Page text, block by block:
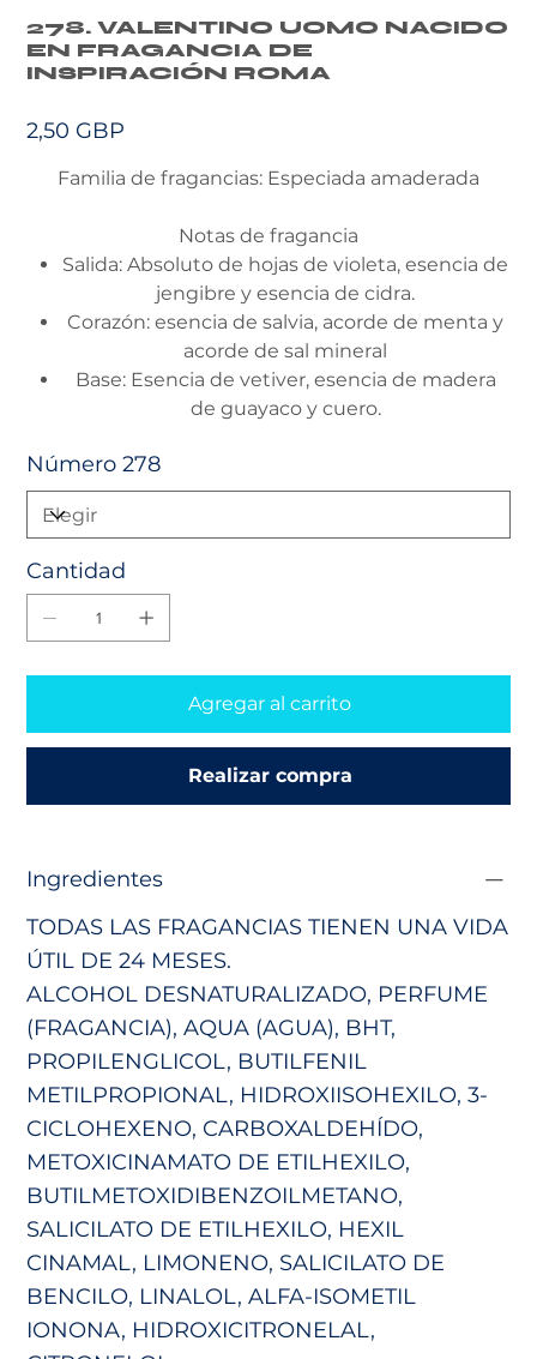
278. VALENTINO UOMO NACIDO
EN FRAGANCIA DE
INSPIRACIÓN ROMA
2,50 GBP
Familia de fragancias: Especiada amaderada
Notas de fragancia
Salida: Absoluto de hojas de violeta, esencia de
jengibre y esencia de cidra.
Corazón: esencia de salvia, acorde de menta y
acorde de sal mineral
Base: Esencia de vetiver, esencia de madera
de guayaco y cuero.
Número 278
Cantidad
Agregar al carrito
Realizar compra
Ingredientes
TODAS LAS FRAGANCIAS TIENEN UNA VIDA
ÚTIL DE 24 MESES.
ALCOHOL DESNATURALIZADO, PERFUME
(FRAGANCIA), AQUA (AGUA), BHT,
PROPILENGLICOL, BUTILFENIL
METILPROPIONAL, HIDROXIISOHEXILO, 3-
CICLOHEXENO, CARBOXALDEHÍDO,
METOXICINAMATO DE ETILHEXILO,
BUTILMETOXIDIBENZOILMETANO,
SALICILATO DE ETILHEXILO, HEXIL
CINAMAL, LIMONENO, SALICILATO DE
BENCILO, LINALOL, ALFA-ISOMETIL
IONONA, HIDROXICITRONELAL,